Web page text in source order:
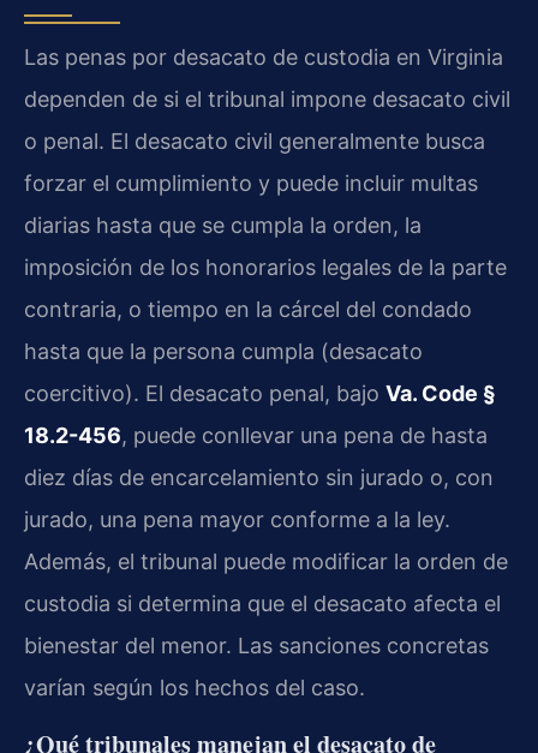
Las penas por desacato de custodia en Virginia
dependen de si el tribunal impone desacato civil
o penal. El desacato civil generalmente busca
forzar el cumplimiento y puede incluir multas
diarias hasta que se cumpla la orden, la
imposición de los honorarios legales de la parte
contraria, o tiempo en la cárcel del condado
hasta que la persona cumpla (desacato
coercitivo). El desacato penal, bajo Va. Code §
18.2-456, puede conllevar una pena de hasta
diez días de encarcelamiento sin jurado o, con
jurado, una pena mayor conforme a la ley.
Además, el tribunal puede modificar la orden de
custodia si determina que el desacato afecta el
bienestar del menor. Las sanciones concretas
varían según los hechos del caso.
¿Qué tribunales manejan el desacato de